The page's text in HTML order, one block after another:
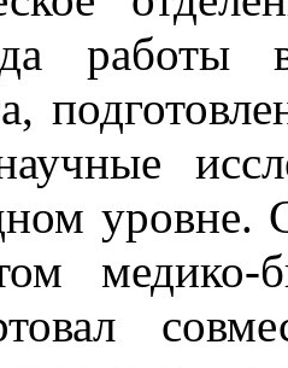
уровне.
медико-